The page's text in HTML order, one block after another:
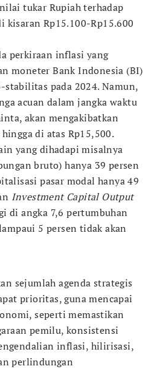
tukar Rupiah terhadap
kisaran Rp15.100-Rp15.600
perkiraan inflasi yang
moneter Bank Indonesia (BI)
stabilitas pada 2024. Namun,
acuan dalam jangka waktu
akan mengakibatkan
di atas Rp15,500.
yang dihadapi misalnya
bruto) hanya 39 persen
pasar modal hanya 49
Investment Capital Output
di angka 7,6 pertumbuhan
5 persen tidak akan
sejumlah agenda strategis
prioritas, guna mencapai
seperti memastikan
pemilu, konsistensi
inflasi, hilirisasi,
perlindungan